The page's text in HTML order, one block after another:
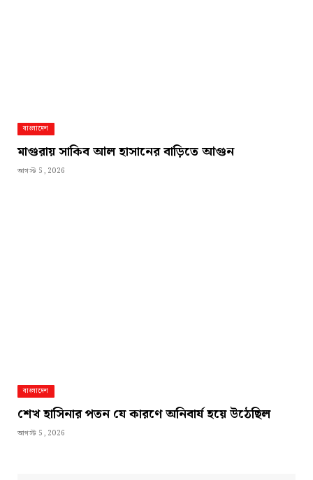
বাংলাদেশ
মাগুরায় সাকিব আল হাসানের বাড়িতে আগুন
আগস্ট 5, 2026
বাংলাদেশ
শেখ হাসিনার পতন যে কারণে অনিবার্য হয়ে উঠেছিল
আগস্ট 5, 2026